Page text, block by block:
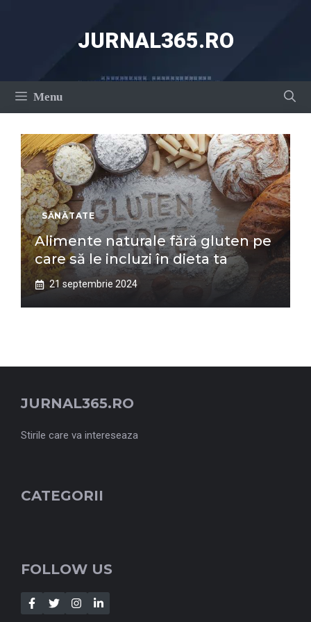
JURNAL365.RO
Menu
SĂNĂTATE
Alimente naturale fără gluten pe
care să le incluzi în dieta ta
21 septembrie 2024
JURNAL365.RO
Stirile care va intereseaza
CATEGORII
FOLLOW US